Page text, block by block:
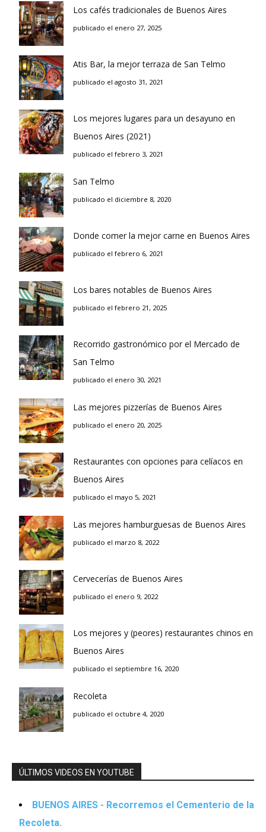
Los cafés tradicionales de Buenos Aires
publicado el enero 27, 2025
Atis Bar, la mejor terraza de San Telmo
publicado el agosto 31, 2021
Los mejores lugares para un desayuno en
Buenos Aires (2021)
publicado el febrero 3, 2021
San Telmo
publicado el diciembre 8, 2020
Donde comer la mejor carne en Buenos Aires
publicado el febrero 6, 2021
Los bares notables de Buenos Aires
publicado el febrero 21, 2025
Recorrido gastronómico por el Mercado de
San Telmo
publicado el enero 30, 2021
Las mejores pizzerías de Buenos Aires
publicado el enero 20, 2025
Restaurantes con opciones para celíacos en
Buenos Aires
publicado el mayo 5, 2021
Las mejores hamburguesas de Buenos Aires
publicado el marzo 8, 2022
Cervecerías de Buenos Aires
publicado el enero 9, 2022
Los mejores y (peores) restaurantes chinos en
Buenos Aires
publicado el septiembre 16, 2020
Recoleta
publicado el octubre 4, 2020
ÚLTIMOS VIDEOS EN YOUTUBE
BUENOS AIRES - Recorremos el Cementerio de la
Recoleta.